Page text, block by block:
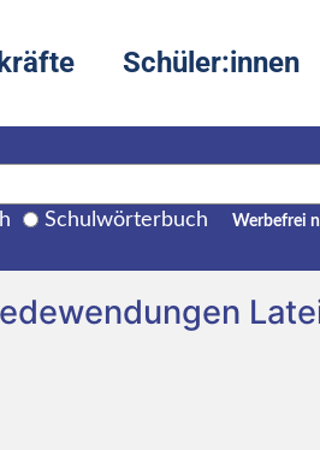
Schüler:innen
Schulwörterbuch Werbefrei